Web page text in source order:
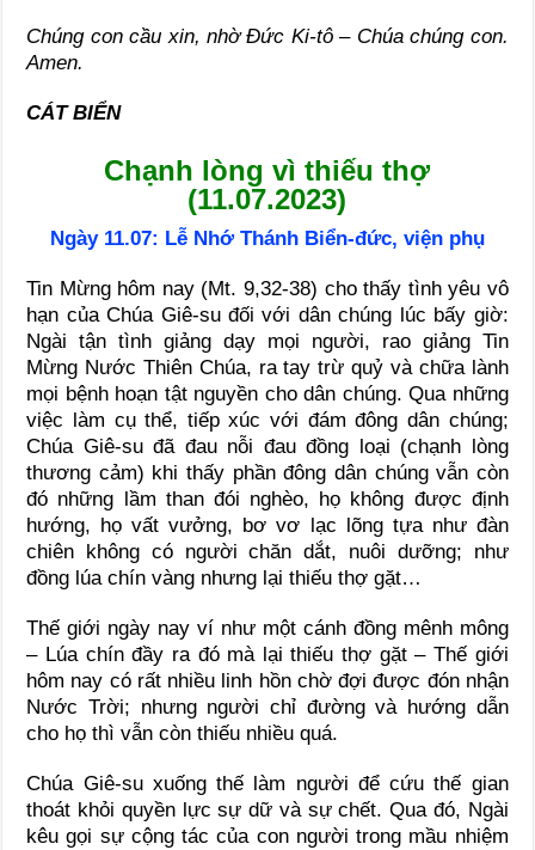
Chúng con cầu xin, nhờ Đức Ki-tô – Chúa chúng con.
Amen.
CÁT BIỂN
Chạnh lòng vì thiếu thợ
(11.07.2023)
Ngày 11.07: Lễ Nhớ Thánh Biển-đức, viện phụ
Tin Mừng hôm nay (Mt. 9,32-38) cho thấy tình yêu vô
hạn của Chúa Giê-su đối với dân chúng lúc bấy giờ:
Ngài tận tình giảng dạy mọi người, rao giảng Tin
Mừng Nước Thiên Chúa, ra tay trừ quỷ và chữa lành
mọi bệnh hoạn tật nguyền cho dân chúng. Qua những
việc làm cụ thể, tiếp xúc với đám đông dân chúng;
Chúa Giê-su đã đau nỗi đau đồng loại (chạnh lòng
thương cảm) khi thấy phần đông dân chúng vẫn còn
đó những lầm than đói nghèo, họ không được định
hướng, họ vất vưởng, bơ vơ lạc lõng tựa như đàn
chiên không có người chăn dắt, nuôi dưỡng; như
đồng lúa chín vàng nhưng lại thiếu thợ gặt…
Thế giới ngày nay ví như một cánh đồng mênh mông
– Lúa chín đầy ra đó mà lại thiếu thợ gặt – Thế giới
hôm nay có rất nhiều linh hồn chờ đợi được đón nhận
Nước Trời; nhưng người chỉ đường và hướng dẫn
cho họ thì vẫn còn thiếu nhiều quá.
Chúa Giê-su xuống thế làm người để cứu thế gian
thoát khỏi quyền lực sự dữ và sự chết. Qua đó, Ngài
kêu gọi sự cộng tác của con người trong mầu nhiệm